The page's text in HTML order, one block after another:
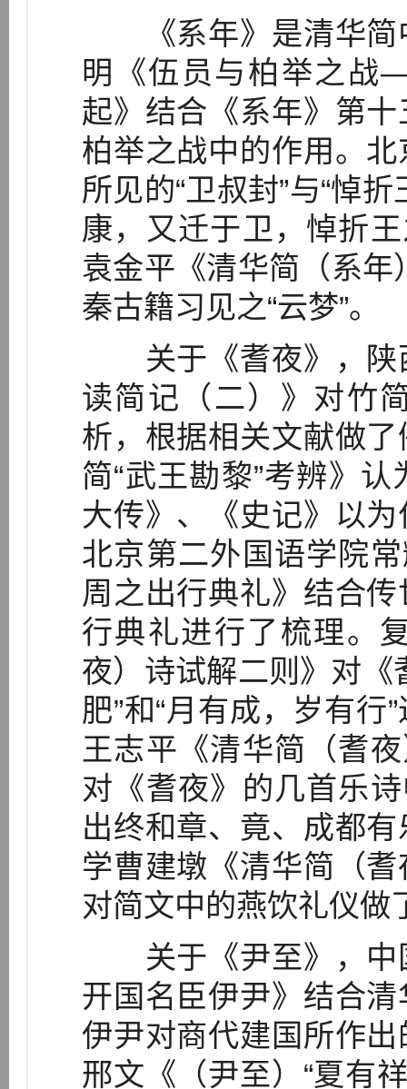
《系年》是清华简
明《伍员与柏举之战
起》结合《系年》第
柏举之战中的作用。
所见的“卫叔封”与“悼
康，又迁于卫，悼折
袁金平《清华简（系年
秦古籍习见之“云梦”。
关于《耆夜》，陕
读简记（二）》对竹
析，根据相关文献做
简“武王勘黎”考辨》
大传》、《史记》以
北京第二外国语学院
周之出行典礼》结合
行典礼进行了梳理。
夜）诗试解二则》对
肥”和“月有成，岁有
王志平《清华简（耆
对《耆夜》的几首乐
出终和章、竟、成都
学曹建墩《清华简（
对简文中的燕饮礼仪做
关于《尹至》，中
开国名臣伊尹》结合
伊尹对商代建国所作
邢文《（尹至）“夏有